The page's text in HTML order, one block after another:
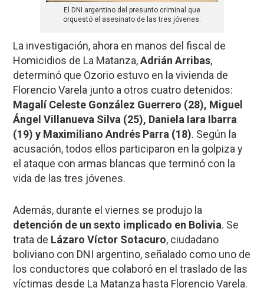
El DNI argentino del presunto criminal que
orquestó el asesinato de las tres jóvenes.
La investigación, ahora en manos del fiscal de
Homicidios de La Matanza,Adrián Arribas,
determinó que Ozorio estuvo en la vivienda de
Florencio Varela junto a otros cuatro detenidos:
Magalí Celeste González Guerrero (28), Miguel
Ángel Villanueva Silva (25), Daniela Iara Ibarra
(19) y Maximiliano Andrés Parra (18). Según la
acusación, todos ellos participaron en la golpiza y
el ataque con armas blancas que terminó con la
vida de las tres jóvenes.
Además, durante el viernes se produjo la
detención de un sexto implicado en Bolivia. Se
trata de Lázaro Víctor Sotacuro, ciudadano
boliviano con DNI argentino, señalado como uno de
los conductores que colaboró en el traslado de las
víctimas desde La Matanza hasta Florencio Varela.